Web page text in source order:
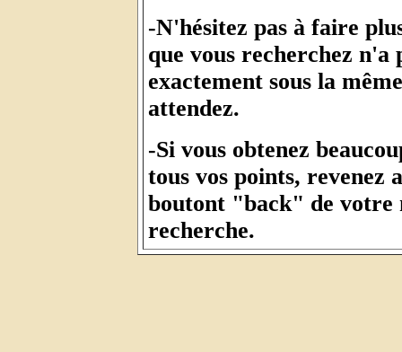
-N'hésitez pas à faire
que vous recherchez n'a
exactement sous la
attendez.
-Si vous obtenez
tous vos points,
boutont "back" de votre
recherche.